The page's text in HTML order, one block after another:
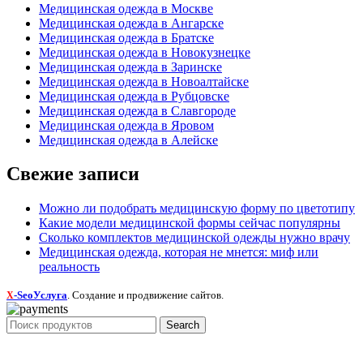
Медицинская одежда в Москве
Медицинская одежда в Ангарске
Медицинская одежда в Братске
Медицинская одежда в Новокузнецке
Медицинская одежда в Заринске
Медицинская одежда в Новоалтайске
Медицинская одежда в Рубцовске
Медицинская одежда в Славгороде
Медицинская одежда в Яровом
Медицинская одежда в Алейске
Свежие записи
Можно ли подобрать медицинскую форму по цветотипу
Какие модели медицинской формы сейчас популярны
Сколько комплектов медицинской одежды нужно врачу
Медицинская одежда, которая не мнется: миф или
реальность
X-SeoУслуга. Создание и продвижение сайтов.
Search